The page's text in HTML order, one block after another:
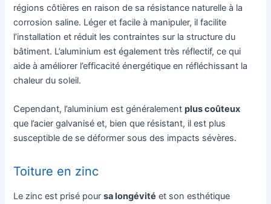
régions côtières en raison de sa résistance naturelle à la
corrosion saline. Léger et facile à manipuler, il facilite
l’installation et réduit les contraintes sur la structure du
bâtiment. L’aluminium est également très réflectif, ce qui
aide à améliorer l’efficacité énergétique en réfléchissant la
chaleur du soleil.
Cependant, l’aluminium est généralementplus coûteux
que l’acier galvanisé et, bien que résistant, il est plus
susceptible de se déformer sous des impacts sévères.
Toiture en zinc
Le zinc est prisé poursa longévité et son esthétique